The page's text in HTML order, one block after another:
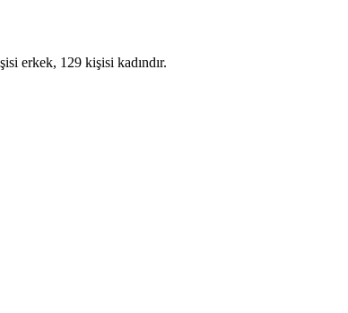
erkek, 129 kişisi kadındır.